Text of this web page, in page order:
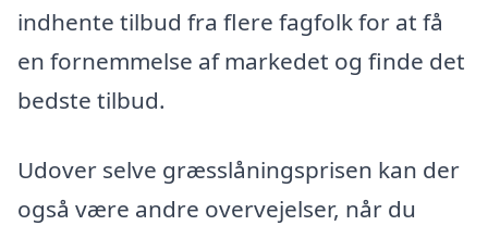
indhente tilbud fra flere fagfolk for at få
en fornemmelse af markedet og finde det
bedste tilbud.
Udover selve græsslåningsprisen kan der
også være andre overvejelser, når du